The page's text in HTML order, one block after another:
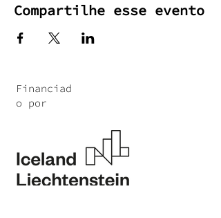
Compartilhe esse evento
Financiad
o por